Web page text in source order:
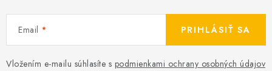
Email
Vložením e-mailu súhlasíte s podmienkami ochrany osobných údajov
PRIHLÁSIŤ SA